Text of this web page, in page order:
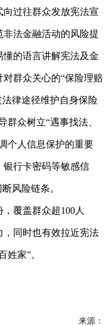
过往群众发放宪法宣
法金融活动的风险提
的语言讲解宪法及金
群众关心的“保险理赔
律途径维护自身保险
群众树立“遇事找法、
个人信息保护的重要
银行卡密码等敏感信
风险链条。
覆盖群众超100人
同时也有效拉近宪法
姓家”。
来源：